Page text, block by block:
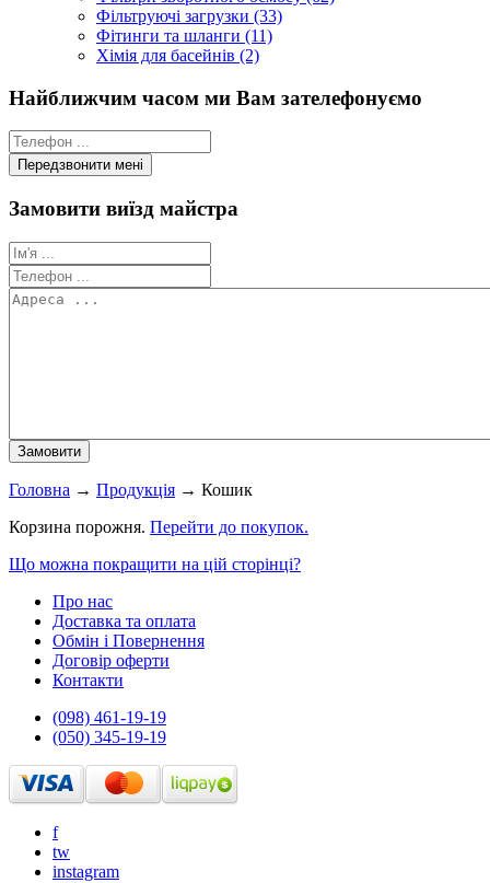
Фільтруючі загрузки (33)
Фітинги та шланги (11)
Хімія для басейнів (2)
Найближчим часом ми Вам зателефонуємо
Замовити виїзд майстра
Головна → Продукція → Кошик
Корзина порожня. Перейти до покупок.
Що можна покращити на цій сторінці?
Про нас
Доставка та оплата
Обмін і Повернення
Договір оферти
Контакти
(098) 461-19-19
(050) 345-19-19
f
tw
instagram